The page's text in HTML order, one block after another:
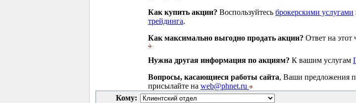
Как купить акции? Воспользуйтесь брокерскими услугами
трейдинга.
Как максимально выгодно продать акции? Ответ на этот
Нужна другая информация по акциям? К вашим услугам
Вопросы, касающиеся работы сайта, Ваши предложения
присылайте на web@phnet.ru
Кому: